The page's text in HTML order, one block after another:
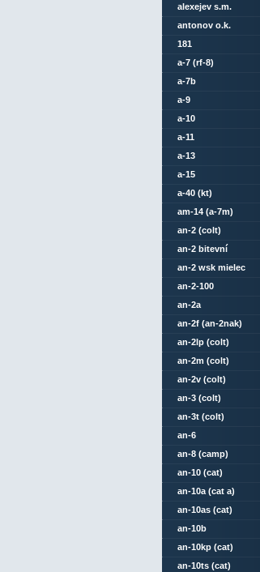
alexejev s.m.
antonov o.k.
181
a-7 (rf-8)
a-7b
a-9
a-10
a-11
a-13
a-15
a-40 (kt)
am-14 (a-7m)
an-2 (colt)
an-2 bitevní
an-2 wsk mielec
an-2-100
an-2a
an-2f (an-2nak)
an-2lp (colt)
an-2m (colt)
an-2v (colt)
an-3 (colt)
an-3t (colt)
an-6
an-8 (camp)
an-10 (cat)
an-10a (cat a)
an-10as (cat)
an-10b
an-10kp (cat)
an-10ts (cat)